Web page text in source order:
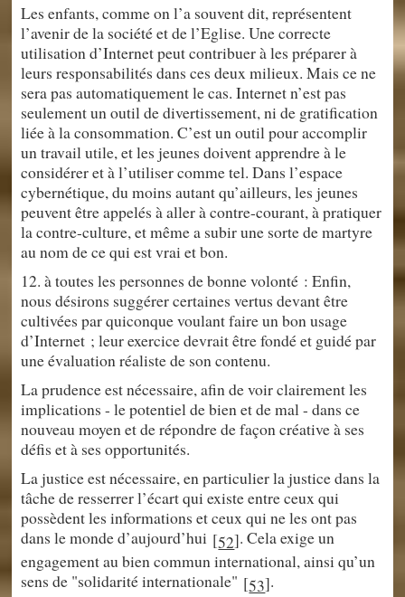
Les enfants, comme on l’a souvent dit, représentent
l’avenir de la société et de l’Eglise. Une correcte
utilisation d’Internet peut contribuer à les préparer à
leurs responsabilités dans ces deux milieux. Mais ce ne
sera pas automatiquement le cas. Internet n’est pas
seulement un outil de divertissement, ni de gratification
liée à la consommation. C’est un outil pour accomplir
un travail utile, et les jeunes doivent apprendre à le
considérer et à l’utiliser comme tel. Dans l’espace
cybernétique, du moins autant qu’ailleurs, les jeunes
peuvent être appelés à aller à contre-courant, à pratiquer
la contre-culture, et même a subir une sorte de martyre
au nom de ce qui est vrai et bon.
12. à toutes les personnes de bonne volonté : Enfin,
nous désirons suggérer certaines vertus devant être
cultivées par quiconque voulant faire un bon usage
d’Internet ; leur exercice devrait être fondé et guidé par
une évaluation réaliste de son contenu.
La prudence est nécessaire, afin de voir clairement les
implications - le potentiel de bien et de mal - dans ce
nouveau moyen et de répondre de façon créative à ses
défis et à ses opportunités.
La justice est nécessaire, en particulier la justice dans la
tâche de resserrer l’écart qui existe entre ceux qui
possèdent les informations et ceux qui ne les ont pas
dans le monde d’aujourd’hui [52]. Cela exige un
engagement au bien commun international, ainsi qu’un
sens de "solidarité internationale" [53].